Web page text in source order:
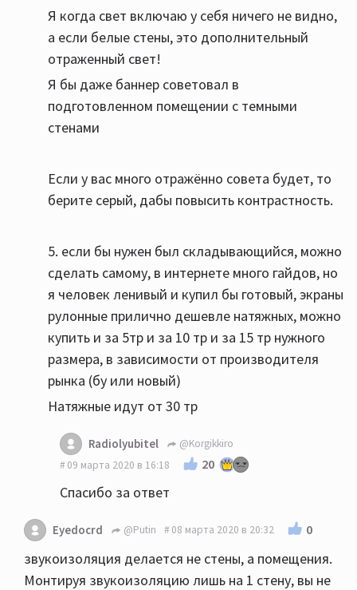
Я когда свет включаю у себя ничего не видно,
а если белые стены, это дополнительный
отраженный свет!
Я бы даже баннер советовал в
подготовленном помещении с темными
стенами
Если у вас много отражённо совета будет, то
берите серый, дабы повысить контрастность.
5. если бы нужен был складывающийся, можно
сделать самому, в интернете много гайдов, но
я человек ленивый и купил бы готовый, экраны
рулонные прилично дешевле натяжных, можно
купить и за 5тр и за 10 тр и за 15 тр нужного
размера, в зависимости от производителя
рынка (бу или новый)
Натяжные идут от 30 тр
Radiolyubitel
@Korgikkiro
09 марта 2020 в 16:18
20
Спасибо за ответ
Eyedocrd @Putin 08 марта 2020 в 20:32 0
звукоизоляция делается не стены, а помещения.
Монтируя звукоизоляцию лишь на 1 стену, вы не